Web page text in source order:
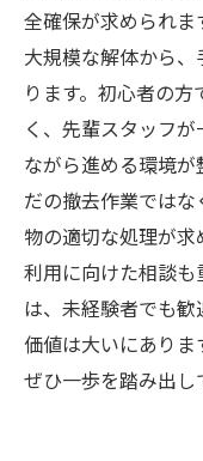
全確保が求められ
大規模な解体から
ります。初心者の
く、先輩スタッフ
ながら進める環境
だの撤去作業では
物の適切な処理が
利用に向けた相談も
は、未経験者でも
価値は大いにありま
ぜひ一歩を踏み出し